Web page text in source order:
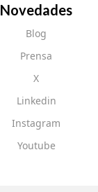
Novedades
Blog
Prensa
X
Linkedin
Instagram
Youtube